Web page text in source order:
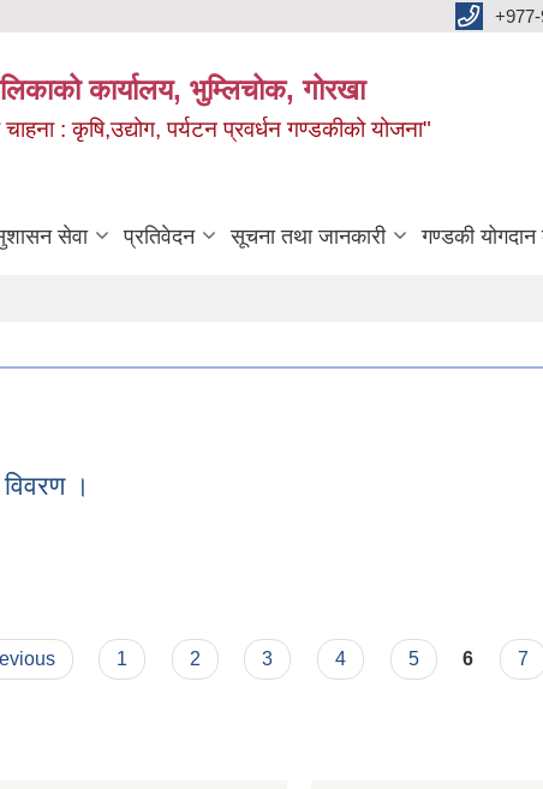
कार्यालय, भुम्लिचोक, गोरखा
: कृषि,उद्योग, पर्यटन प्रवर्धन गण्डकीको योजना"
सेवा प्रतिवेदन सूचना तथा जानकारी गण्डकी योगदान
।
1 2 3 4 5 6 7